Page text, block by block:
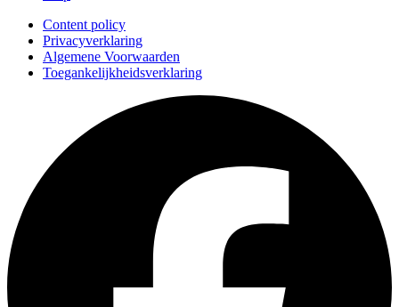
Content policy
Privacyverklaring
Algemene Voorwaarden
Toegankelijkheidsverklaring